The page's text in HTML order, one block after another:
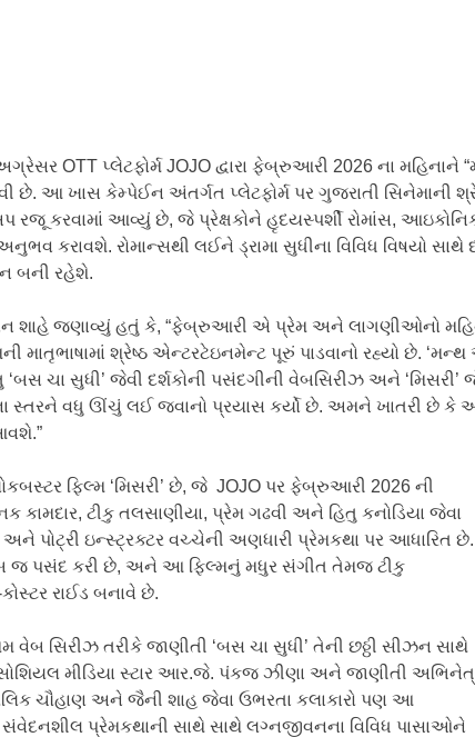
OTT પ્લેટફોર્મ JOJO દ્વારા ફેબ્રુઆરી 2026 ના મહિનાને
છે. આ ખાસ કેમ્પેઈન અંતર્ગત પ્લેટફોર્મ પર ગુજરાતી સિનેમાની
કરવામાં આવ્યું છે, જે પ્રેક્ષકોને હૃદયસ્પર્શી રોમાંસ,
કરાવશે. રોમાન્સથી લઈને ડ્રામા સુધીના વિવિધ વિષયો સાથે
બની રહેશે.
શાહે જણાવ્યું હતું કે, “ફેબ્રુઆરી એ પ્રેમ અને લાગણીઓનો
માતૃભાષામાં શ્રેષ્ઠ એન્ટરટેઇનમેન્ટ પૂરું પાડવાનો રહ્યો છે.
‘બસ ચા સુધી’ જેવી દર્શકોની પસંદગીની વેબસિરીઝ અને ‘મિસરી’
સ્તરને વધુ ઊંચું લઈ જવાનો પ્રયાસ કર્યો છે. અમને ખાતરી છે કે
ફિલ્મ ‘મિસરી’ છે, જે JOJO પર ફેબ્રુઆરી 2026 ની
કામદાર, ટીકુ તલસાણીયા, પ્રેમ ગઢવી અને હિતુ કનોડિયા જેવા
પોટ્રી ઇન્સ્ટ્રક્ટર વચ્ચેની અણધારી પ્રેમકથા પર આધારિત છે.
જ પસંદ કરી છે, અને આ ફિલ્મનું મધુર સંગીત તેમજ ટીકુ
રાઈડ બનાવે છે.
સિરીઝ તરીકે જાણીતી ‘બસ ચા સુધી’ તેની છઠ્ઠી સીઝન સાથે
મીડિયા સ્ટાર આર.જે. પંકજ ઝીણા અને જાણીતી
ચૌહાણ અને જૈની શાહ જેવા ઉભરતા કલાકારો પણ આ
પ્રેમકથાની સાથે સાથે લગ્નજીવનના વિવિધ પાસાઓને